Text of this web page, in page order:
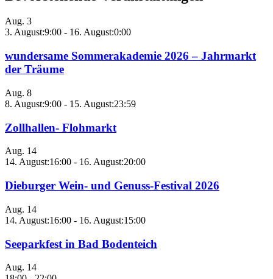
Aug. 3
3. August:9:00 - 16. August:0:00
wundersame Sommerakademie 2026 – Jahrmarkt
der Träume
Aug. 8
8. August:9:00 - 15. August:23:59
Zollhallen- Flohmarkt
Aug. 14
14. August:16:00 - 16. August:20:00
Dieburger Wein- und Genuss-Festival 2026
Aug. 14
14. August:16:00 - 16. August:15:00
Seeparkfest in Bad Bodenteich
Aug. 14